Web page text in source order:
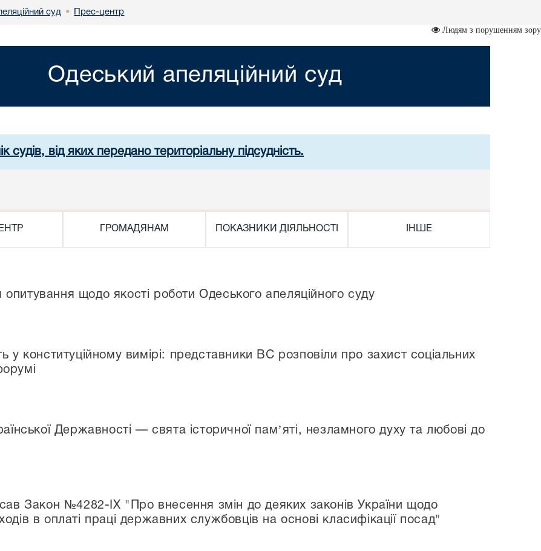
суд • Прес-центр
Людям з порушенням зору
Одеський апеляційний суд
судів, від яких передано територіальну підсудність.
ГРОМАДЯНАМ ПОКАЗНИКИ ДІЯЛЬНОСТІ ІНШЕ
щодо якості роботи Одеського апеляційного суду
у конституційному вимірі: представники ВС розповіли про захист соціальних
Державності — свята історичної памʼяті, незламного духу та любові до
Закон №4282-ІХ "Про внесення змін до деяких законів України щодо
в оплаті праці державних службовців на основі класифікації посад"